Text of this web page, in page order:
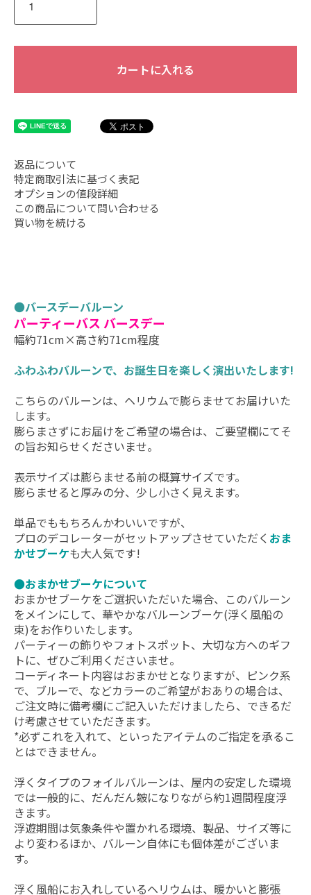
カートに入れる
返品について
特定商取引法に基づく表記
オプションの値段詳細
この商品について問い合わせる
買い物を続ける
●バースデーバルーン
パーティーバス バースデー
幅約71cm×高さ約71cm程度
ふわふわバルーンで、お誕生日を楽しく演出いたします!
こちらのバルーンは、ヘリウムで膨らませてお届けいた
します。
膨らまさずにお届けをご希望の場合は、ご要望欄にてそ
の旨お知らせくださいませ。
表示サイズは膨らませる前の概算サイズです。
膨らませると厚みの分、少し小さく見えます。
単品でももちろんかわいいですが、
プロのデコレーターがセットアップさせていただく おま
かせブーケも大人気です!
●おまかせブーケについて
おまかせブーケをご選択いただいた場合、このバルーン
をメインにして、華やかなバルーンブーケ(浮く風船の
束)をお作りいたします。
パーティーの飾りやフォトスポット、大切な方ヘのギフ
トに、ぜひご利用くださいませ。
コーディネート内容はおまかせとなりますが、ピンク系
で、ブルーで、などカラーのご希望がおありの場合は、
ご注文時に備考欄にご記入いただけましたら、できるだ
け考慮させていただきます。
*必ずこれを入れて、といったアイテムのご指定を承るこ
とはできません。
浮くタイプのフォイルバルーンは、屋内の安定した環境
では一般的に、だんだん皴になりながら約1週間程度浮
きます。
浮遊期間は気象条件や置かれる環境、製品、サイズ等に
より変わるほか、バルーン自体にも個体差がございま
す。
浮く風船にお入れしているヘリウムは、暖かいと膨張